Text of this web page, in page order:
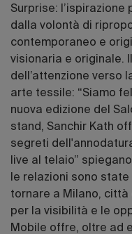
Surprise:
dalla volontà di
contemporaneo e
visionaria e originale.
dell’attenzione verso
arte tessile: “Siamo
nuova edizione del
stand, Sanchir Kath
segreti
live al telaio”
le relazioni sono
tornare a Milano,
per la visibilità e le
Mobile offre, oltre ad